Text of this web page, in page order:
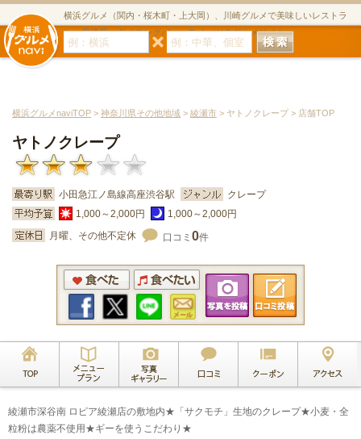
横浜グルメ（関内・桜木町・上大岡）、川崎グルメで美味しいレストラ
ン・居酒屋・ダイニングバー・スイーツのグルメサイト
横浜グルメnaviTOP > 神奈川県その他地域 > 綾瀬市 > ヤトノクレープ > 店舗TOP
ヤトノクレープ
小田急江ノ島線高座渋谷駅
クレープ
1,000～2,000円
1,000～2,000円
月曜、その他不定休
口コミ 0件
綾瀬市深谷南 ロピア綾瀬店の敷地内★「サクモチ」生地のクレープ★小麦・全
粒粉は農薬不使用★ギーを使うこだわり★